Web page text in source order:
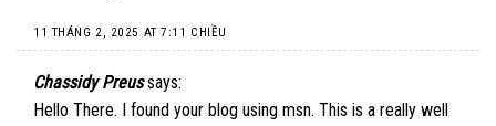
11 THÁNG 2, 2025 AT 7:11 CHIỀU
Chassidy Preus says:
Hello There. I found your blog using msn. This is a really well